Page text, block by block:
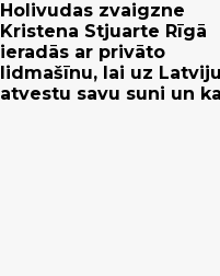
Holivudas zvaigzne
Kristena Stjuarte Rīgā
ieradās ar privāto
lidmašīnu, lai uz Latviju
atvestu savu suni un